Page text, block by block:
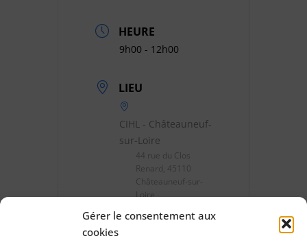
Gérer le consentement aux
cookies
HEURE
9h00 - 12h00
LIEU
CIHL - Châteauneuf-
sur-Loire
44 rue du Clos
Renard, 45110
Châteauneuf-sur-
Loire